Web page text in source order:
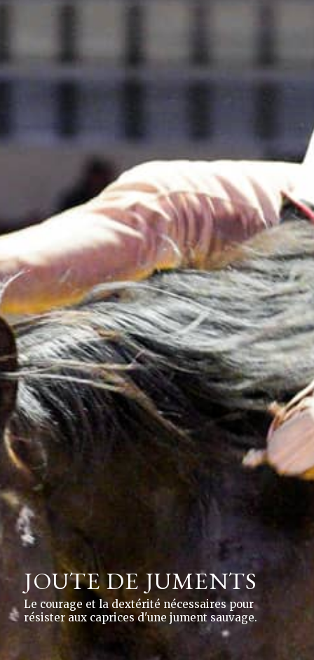
JOUTE DE JUMENTS
Le courage et la dextérité nécessaires pour
résister aux caprices d'une jument sauvage.